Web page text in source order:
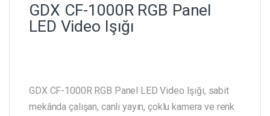
GDX CF-1000R RGB Panel
LED Video Işığı
GDX CF-1000R RGB Panel LED Video Işığı, sabit
mekânda çalışan, canlı yayın, çoklu kamera ve renk